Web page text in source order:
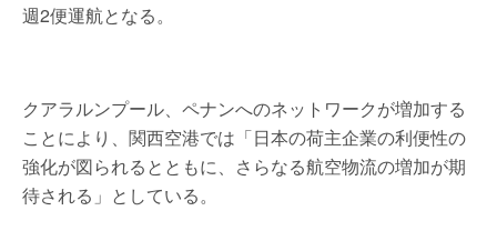
週2便運航となる。
クアラルンプール、ペナンへのネットワークが増加する
ことにより、関西空港では「日本の荷主企業の利便性の
強化が図られるとともに、さらなる航空物流の増加が期
待される」としている。